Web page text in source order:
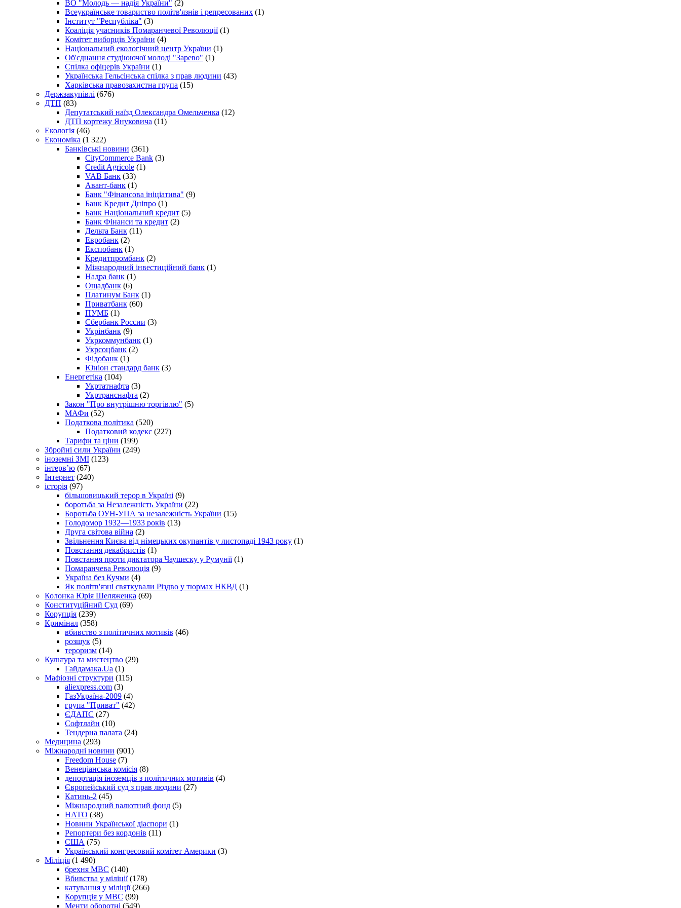
ВО "Молодь — надія України" (2)
Всеукраїнське товариство політв'язнів і репресованих (1)
Інститут "Республіка" (3)
Коаліція учасників Помаранчевої Революції(1)
Комітет виборців України (4)
Національний екологічний центр України (1)
Об'єднання студіюючої молоді "Зарево" (1)
Спілка офіцерів України (1)
Українська Гельсінська спілка з прав людини (43)
Харківська правозахистна група (15)
Держзакупівлі (676)
ДТП (83)
Депутатський наїзд Олександра Омельченка (12)
ДТП кортежу Януковича (11)
Екологія (46)
Економіка (1 322)
Банківські новини (361)
CityCommerce Bank (3)
Credit Agricole (1)
VAB Банк (33)
Авант-банк (1)
Банк "Фінансова ініціатива" (9)
Банк Кредит Дніпро (1)
Банк Національний кредит (5)
Банк Фінанси та кредит (2)
Дельта Банк (11)
Евробанк (2)
Експобанк (1)
Кредитпромбанк (2)
Міжнародний інвестиційний банк (1)
Надра банк (1)
Ощадбанк (6)
Платинум Банк (1)
Приватбанк (60)
ПУМБ (1)
Сбербанк России (3)
Укрінбанк (9)
Укркоммунбанк (1)
Укрсоцбанк (2)
Фідобанк (1)
Юніон стандард банк (3)
Енергетіка (104)
Укртатнафта (3)
Укртранснафта (2)
Закон "Про внутрішню торгівлю" (5)
МАФи (52)
Податкова політика (520)
Податковий кодекс (227)
Тарифи та ціни (199)
Збройні сили України (249)
іноземні ЗМІ (123)
інтерв’ю (67)
Інтернет (240)
історія (97)
більшовицький терор в Україні (9)
боротьба за Незалежність України (22)
Боротьба ОУН-УПА за незалежність України (15)
Голодомор 1932—1933 років (13)
Друга світова війна (2)
Звільнення Києва від німецьких окупантів у листопаді 1943 року (1)
Повстання декабристів (1)
Повстання проти диктатора Чаушеску у Румунії(1)
Помаранчева Революція (9)
Україна без Кучми (4)
Як політв'язні святкували Різдво у тюрмах НКВД (1)
Колонка Юрія Шеляженка (69)
Конституційний Суд (69)
Корупція (239)
Кримінал (358)
вбивство з політичних мотивів (46)
розшук (5)
тероризм (14)
Культура та мистецтво (29)
Гайдамака.Ua (1)
Мафіозні структури (115)
aliexpress.com (3)
ГазУкраїна-2009 (4)
група "Приват" (42)
ЄДАПС (27)
Софтлайн (10)
Тендерна палата (24)
Медицина (293)
Міжнародні новини (901)
Freedom House (7)
Венеціанська комісія (8)
депортація іноземців з політичних мотивів (4)
Європейський суд з прав людини (27)
Катинь-2 (45)
Міжнародний валютний фонд (5)
НАТО (38)
Новини Української діаспори (1)
Репортери без кордонів (11)
США (75)
Український конгресовий комітет Америки (3)
Міліція (1 490)
брехня МВС (140)
Вбивства у міліції(178)
катування у міліції(266)
Корупція у МВС (99)
Менти оборотні (549)